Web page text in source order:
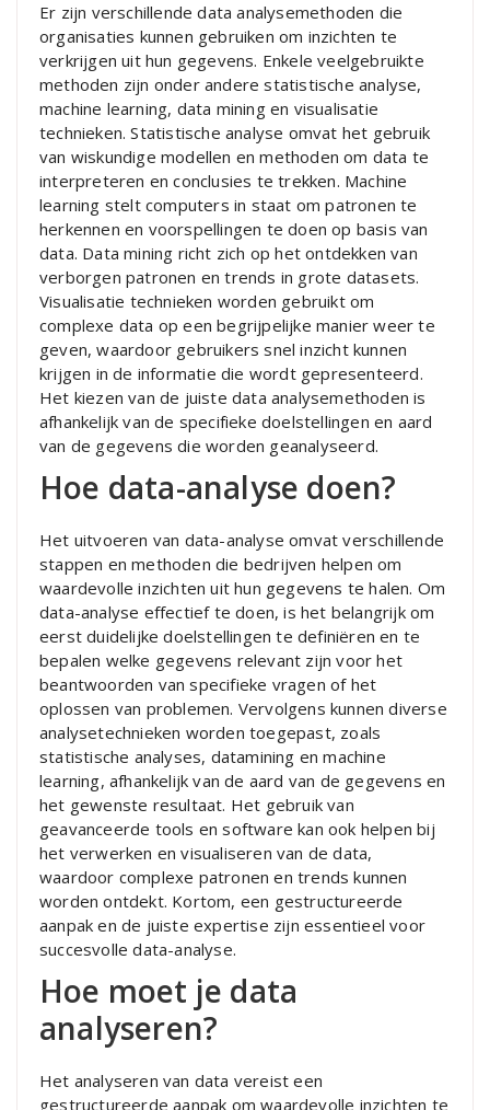
Er zijn verschillende data analysemethoden die
organisaties kunnen gebruiken om inzichten te
verkrijgen uit hun gegevens. Enkele veelgebruikte
methoden zijn onder andere statistische analyse,
machine learning, data mining en visualisatie
technieken. Statistische analyse omvat het gebruik
van wiskundige modellen en methoden om data te
interpreteren en conclusies te trekken. Machine
learning stelt computers in staat om patronen te
herkennen en voorspellingen te doen op basis van
data. Data mining richt zich op het ontdekken van
verborgen patronen en trends in grote datasets.
Visualisatie technieken worden gebruikt om
complexe data op een begrijpelijke manier weer te
geven, waardoor gebruikers snel inzicht kunnen
krijgen in de informatie die wordt gepresenteerd.
Het kiezen van de juiste data analysemethoden is
afhankelijk van de specifieke doelstellingen en aard
van de gegevens die worden geanalyseerd.
Hoe data-analyse doen?
Het uitvoeren van data-analyse omvat verschillende
stappen en methoden die bedrijven helpen om
waardevolle inzichten uit hun gegevens te halen. Om
data-analyse effectief te doen, is het belangrijk om
eerst duidelijke doelstellingen te definiëren en te
bepalen welke gegevens relevant zijn voor het
beantwoorden van specifieke vragen of het
oplossen van problemen. Vervolgens kunnen diverse
analysetechnieken worden toegepast, zoals
statistische analyses, datamining en machine
learning, afhankelijk van de aard van de gegevens en
het gewenste resultaat. Het gebruik van
geavanceerde tools en software kan ook helpen bij
het verwerken en visualiseren van de data,
waardoor complexe patronen en trends kunnen
worden ontdekt. Kortom, een gestructureerde
aanpak en de juiste expertise zijn essentieel voor
succesvolle data-analyse.
Hoe moet je data
analyseren?
Het analyseren van data vereist een
gestructureerde aanpak om waardevolle inzichten te